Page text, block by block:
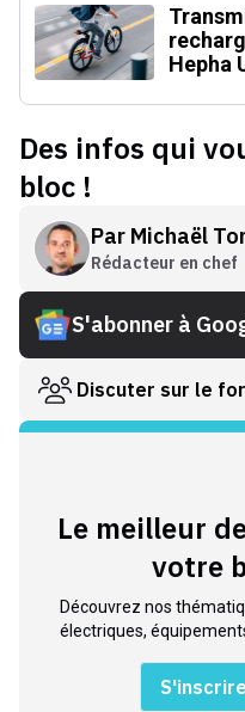
Hepha
Des infos qui
bloc !
Par Michaël
Rédacteur en chef
S'abonner à
Discuter sur le
Le meilleur
votre
Découvrez nos
électriques,